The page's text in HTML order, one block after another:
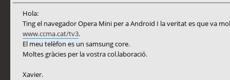
Hola:
Ting el navegador Opera Mini per a Android I la veritat es que va
www.ccma.cat/tv3.
El meu telèfon es un samsung core.
Moltes gràcies per la vostra col.laboració.
Xavier.